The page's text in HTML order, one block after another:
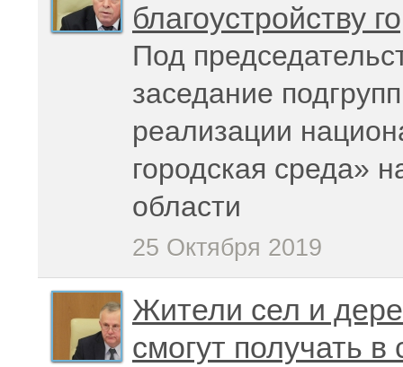
благоустройству
Под
заседание
реализации
городская среда»
области
25 Октября 2019
Жители сел и
смогут получать